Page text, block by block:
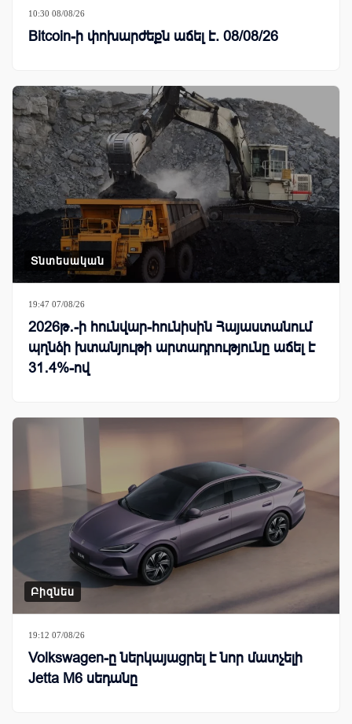
10:30 08/08/26
Bitcoin-ի փոխարժեքն աճել է. 08/08/26
Տնտեսական
19:47 07/08/26
2026թ․-ի հունվար-հունիսին Հայաստանում
պղնձի խտանյութի արտադրությունը աճել է
31․4%-ով
Բիզնես
19:12 07/08/26
Volkswagen-ը ներկայացրել է նոր մատչելի
Jetta M6 սեդանը